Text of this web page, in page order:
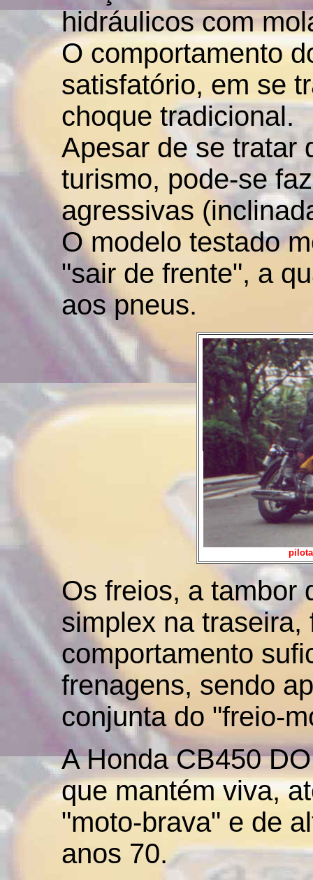
hidráulicos com
O comportamento
satisfatório, em se
choque tradicional.
Apesar de se tratar
turismo, pode-se
agressivas
O modelo testado
"sair de frente", a
aos pneus.
Os freios, a tambor
simplex na traseira,
comportamento
frenagens, sendo
conjunta do "freio-
A Honda CB450
que mantém viva,
"moto-brava" e de
anos 70.